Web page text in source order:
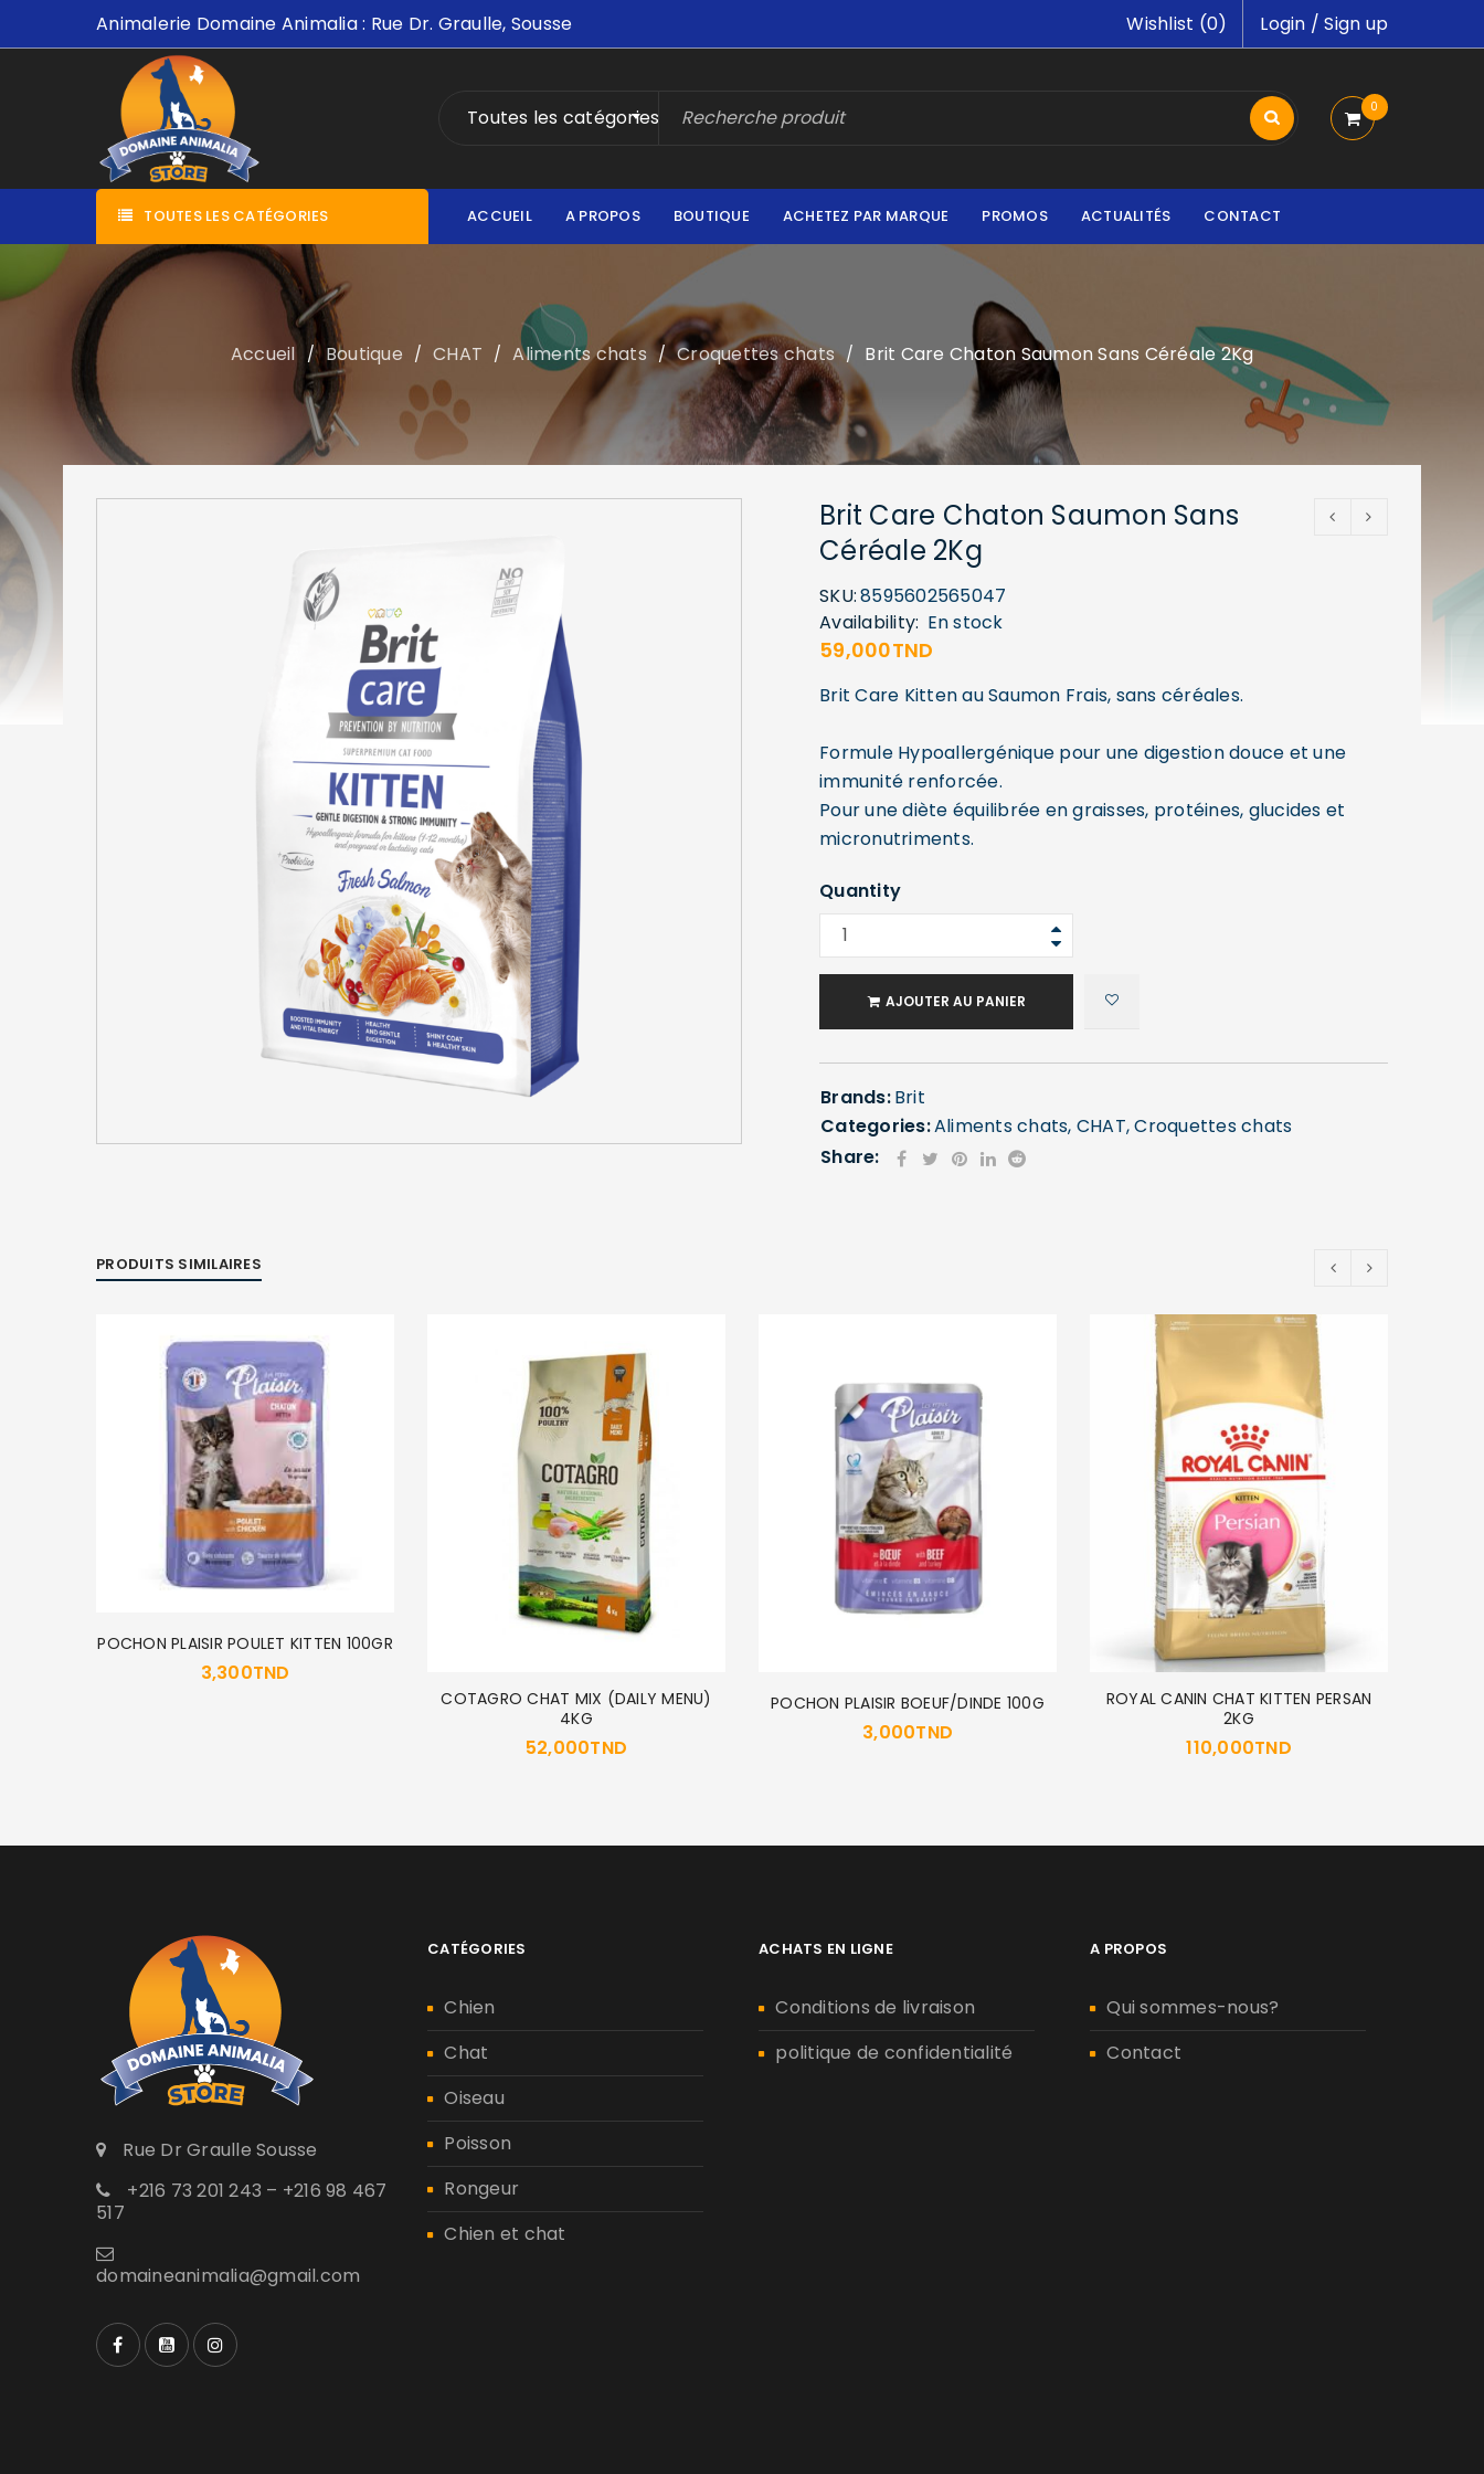
Se souvenir de moi
SE CONNECTER
MOT DE PASSE PERDU ?
Animalerie Domaine Animalia : Rue Dr. Graulle, Sousse Login /Sign up
Wishlist (0)
Toutes les catégories 0
TOUTES LES CATÉGORIES ACCUEIL A PROPOS BOUTIQUE ACHETEZ PAR MARQUE PROMOS ACTUALITÉS CONTACT
Accueil / Boutique / CHAT / Aliments chats / Croquettes chats / Brit Care Chaton Saumon Sans Céréale 2Kg
Brit Care Chaton Saumon Sans
Céréale 2Kg
SKU:8595602565047
Availability: En stock
59,000TND
Brit Care Kitten au Saumon Frais, sans céréales.
Formule Hypoallergénique pour une digestion douce et une
immunité renforcée.
Pour une diète équilibrée en graisses, protéines, glucides et
micronutriments.
Quantity
AJOUTER AU PANIER
Brands:Brit
Categories:Aliments chats, CHAT,Croquettes chats
Share:
PRODUITS SIMILAIRES
POCHON PLAISIR POULET KITTEN 100GR
3,300TND
COTAGRO CHAT MIX (DAILY MENU)
4KG
52,000TND
POCHON PLAISIR BOEUF/DINDE 100G
3,000TND
ROYAL CANIN CHAT KITTEN PERSAN
2KG
110,000TND
Rue Dr Graulle Sousse
+216 73 201 243 – +216 98 467
517
domaineanimalia@gmail.com
CATÉGORIES
Chien
Chat
Oiseau
Poisson
Rongeur
Chien et chat
ACHATS EN LIGNE
Conditions de livraison
politique de confidentialité
A PROPOS
Qui sommes-nous?
Contact